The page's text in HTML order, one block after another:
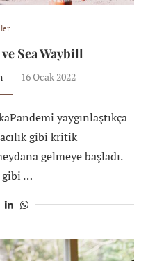
Sea Waybill
16 Ocak 2022
yaygınlaştıkça
gibi kritik
gelmeye başladı.
gibi …